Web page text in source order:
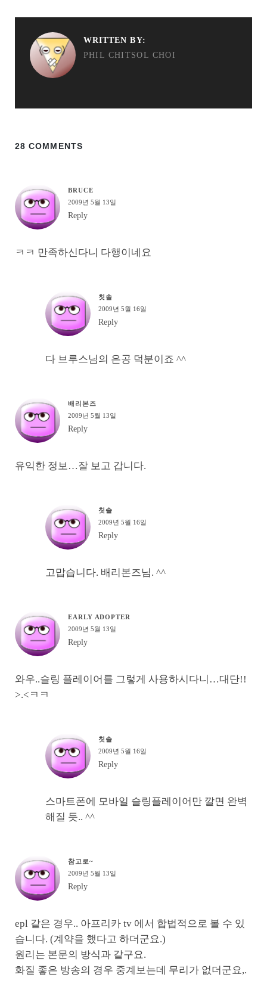
WRITTEN BY:
PHIL CHITSOL CHOI
28 COMMENTS
BRUCE
2009년 5월 13일
Reply
ㅋㅋ 만족하신다니 다행이네요
칫솔
2009년 5월 16일
Reply
다 브루스님의 은공 덕분이죠 ^^
배리본즈
2009년 5월 13일
Reply
유익한 정보…잘 보고 갑니다.
칫솔
2009년 5월 16일
Reply
고맙습니다. 배리본즈님. ^^
EARLY ADOPTER
2009년 5월 13일
Reply
와우..슬링 플레이어를 그렇게 사용하시다니…대단!!
>.<ㅋㅋ
칫솔
2009년 5월 16일
Reply
스마트폰에 모바일 슬링플레이어만 깔면 완벽
해질 듯.. ^^
참고로~
2009년 5월 13일
Reply
epl 같은 경우.. 아프리카 tv 에서 합법적으로 볼 수 있
습니다. (계약을 했다고 하더군요.)
원리는 본문의 방식과 같구요.
화질 좋은 방송의 경우 중계보는데 무리가 없더군요,.